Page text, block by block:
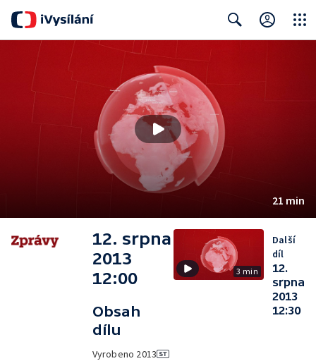
21 min
12. srpna
2013
12:00
Obsah
dílu
Vyrobeno 2013
3 min
Další
díl
12.
srpna
2013
12:30